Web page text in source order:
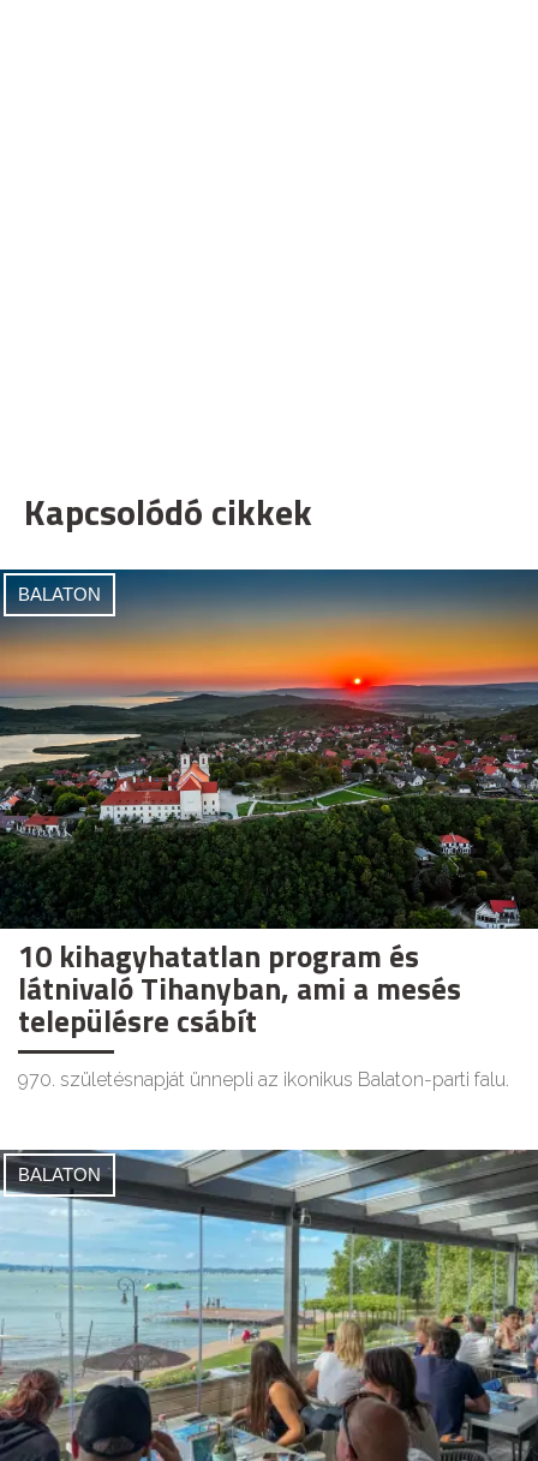
Kapcsolódó cikkek
BALATON
10 kihagyhatatlan program és
látnivaló Tihanyban, ami a mesés
településre csábít
970. születésnapját ünnepli az ikonikus Balaton-parti falu.
BALATON